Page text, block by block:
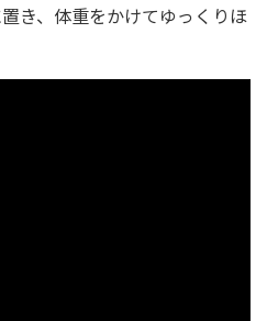
き、体重をかけてゆっくりほ